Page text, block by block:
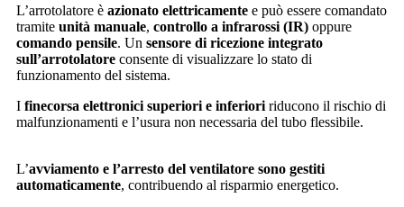
L’arrotolatore è azionato elettricamente e può essere comandato
tramite unità manuale, controllo a infrarossi (IR) oppure
comando pensile. Un sensore di ricezione integrato
sull’arrotolatore consente di visualizzare lo stato di
funzionamento del sistema.
I finecorsa elettronici superiori e inferiori riducono il rischio di
malfunzionamenti e l’usura non necessaria del tubo flessibile.
L’avviamento e l’arresto del ventilatore sono gestiti
automaticamente, contribuendo al risparmio energetico.